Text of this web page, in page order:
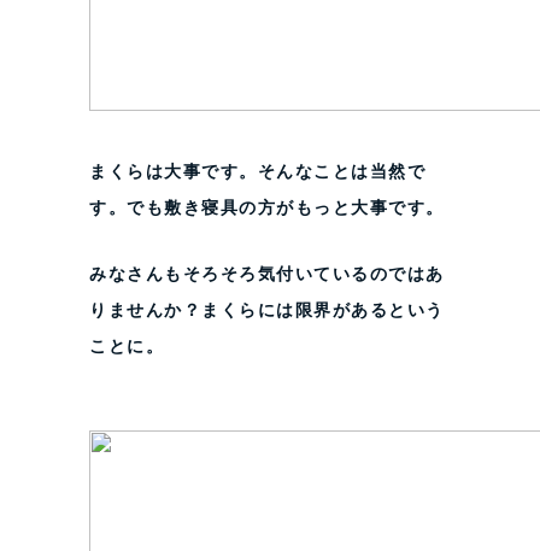
まくらは大事です。そんなことは当然で
す。でも敷き寝具の方がもっと大事です。
みなさんもそろそろ気付いているのではあ
りませんか？まくらには限界があるという
ことに。